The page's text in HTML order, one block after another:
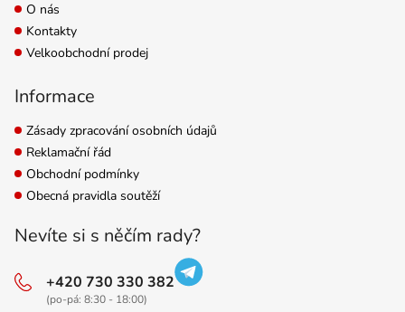
O nás
Kontakty
Velkoobchodní prodej
Informace
Zásady zpracování osobních údajů
Reklamační řád
Obchodní podmínky
Obecná pravidla soutěží
Nevíte si s něčím rady?
+420 730 330 382
(po-pá: 8:30 - 18:00)